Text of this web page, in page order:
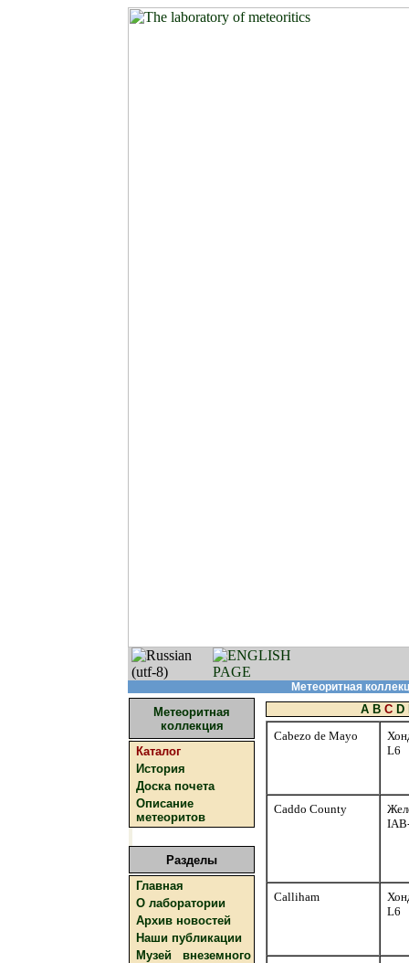
Метеоритная
Метеоритная
коллекция
Каталог
История
Доска почета
Описание
метеоритов
Разделы
Главная
О лаборатории
Архив новостей
Наши публикации
Музей внеземного
A B C D
Cabezo de Mayo
L6
Caddo County
Calliham
L6